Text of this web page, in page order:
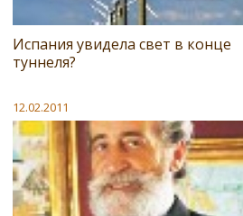
Испания увидела свет в конце
туннеля?
12.02.2011